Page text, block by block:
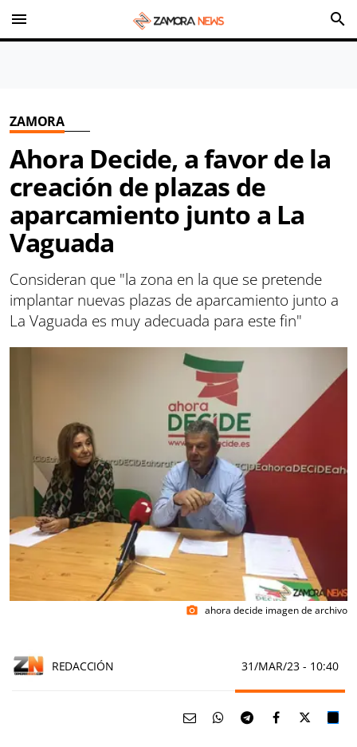
menu search
ZAMORA
Ahora Decide, a favor de la
creación de plazas de
aparcamiento junto a La
Vaguada
Consideran que "la zona en la que se pretende
implantar nuevas plazas de aparcamiento junto a
La Vaguada es muy adecuada para este fin"
photo_camera ahora decide imagen de archivo
REDACCIÓN 31/MAR/23 - 10:40